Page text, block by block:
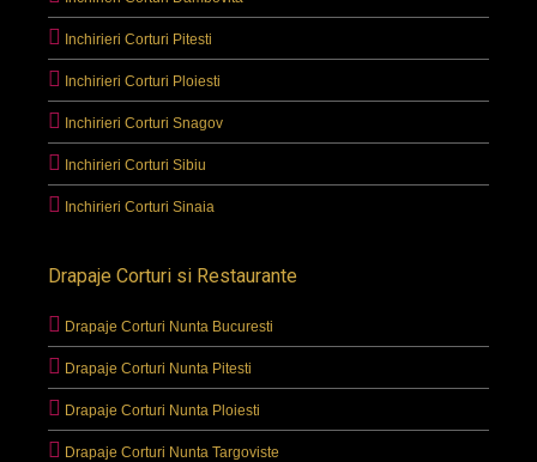
Inchirieri Corturi Pitesti
Inchirieri Corturi Ploiesti
Inchirieri Corturi Snagov
Inchirieri Corturi Sibiu
Inchirieri Corturi Sinaia
Drapaje Corturi si Restaurante
Drapaje Corturi Nunta Bucuresti
Drapaje Corturi Nunta Pitesti
Drapaje Corturi Nunta Ploiesti
Drapaje Corturi Nunta Targoviste